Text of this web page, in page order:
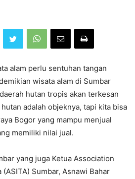
alam perlu sentuhan tangan
wisata alam di Sumbar
hutan tropis akan terkesan
adalah objeknya, tapi kita bisa
Bogor yang mampu menjual
memiliki nilai jual.
yang juga Ketua Association
Sumbar, Asnawi Bahar